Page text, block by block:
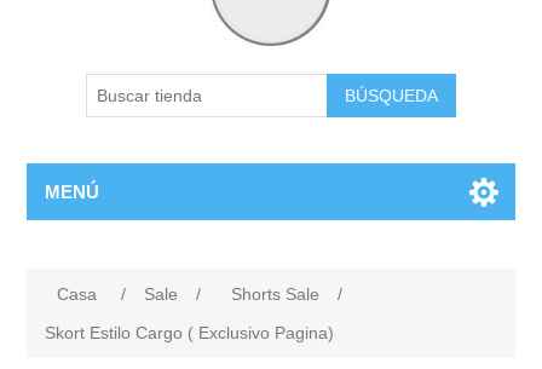
MENÚ
Casa / Sale / Shorts Sale
/
Skort Estilo Cargo ( Exclusivo Pagina)